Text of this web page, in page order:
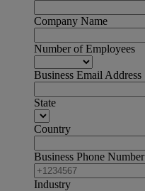
Company Name
Number of Employees
Business Email Address
State
Country
Business Phone Number
Industry